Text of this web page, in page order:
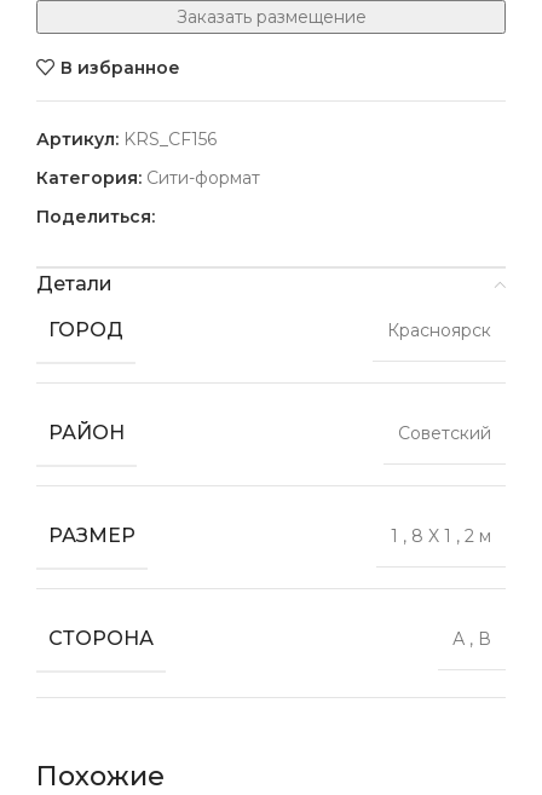
Заказать размещение
В избранное
Артикул: KRS_CF156
Категория: Сити-формат
Поделиться:
Детали
ГОРОД
Красноярск
РАЙОН Советский
РАЗМЕР 1 , 8 X 1 , 2 м
СТОРОНА А , В
Похожие